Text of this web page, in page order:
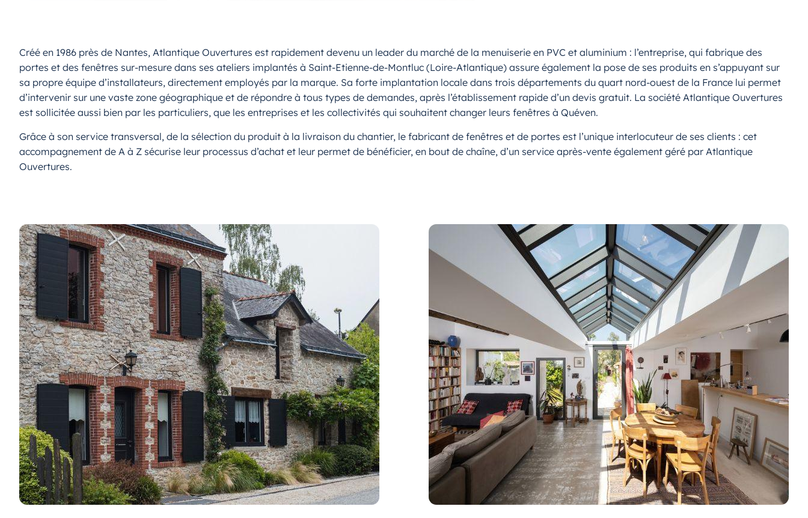
Créé en 1986 près de Nantes, Atlantique Ouvertures est rapidement devenu un leader du marché de la menuiserie en PVC et aluminium : l’entreprise, qui fabrique des
portes et des fenêtres sur-mesure dans ses ateliers implantés à Saint-Etienne-de-Montluc (Loire-Atlantique) assure également la pose de ses produits en s’appuyant sur
sa propre équipe d’installateurs, directement employés par la marque. Sa forte implantation locale dans trois départements du quart nord-ouest de la France lui permet
d’intervenir sur une vaste zone géographique et de répondre à tous types de demandes, après l’établissement rapide d’un devis gratuit. La société Atlantique Ouvertures
est sollicitée aussi bien par les particuliers, que les entreprises et les collectivités qui souhaitent changer leurs fenêtres à Quéven.
Grâce à son service transversal, de la sélection du produit à la livraison du chantier, le fabricant de fenêtres et de portes est l’unique interlocuteur de ses clients : cet
accompagnement de A à Z sécurise leur processus d’achat et leur permet de bénéficier, en bout de chaîne, d’un service après-vente également géré par Atlantique
Ouvertures.